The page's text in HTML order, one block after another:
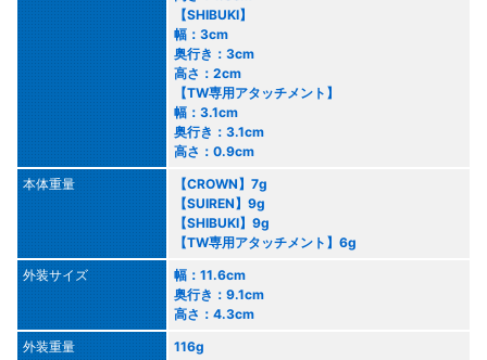
【SHIBUKI】
幅：3cm
奥行き：3cm
高さ：2cm
【TW専用アタッチメント】
幅：3.1cm
奥行き：3.1cm
高さ：0.9cm
本体重量
【CROWN】7g
【SUIREN】9g
【SHIBUKI】9g
【TW専用アタッチメント】6g
外装サイズ
幅：11.6cm
奥行き：9.1cm
高さ：4.3cm
外装重量
116g